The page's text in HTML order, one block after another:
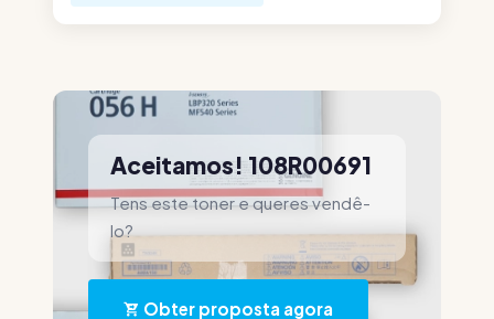
Aceitamos! 108R00691
Tens este toner e queres vendê-
lo?
Obter proposta agora